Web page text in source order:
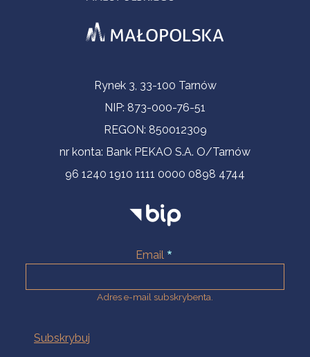
Informacje kontaktoweRynek 3, 33-100 Tarnów
NIP: 873-000-76-51
REGON: 850012309
nr konta: Bank PEKAO S.A. O/Tarnów
96 1240 1910 1111 0000 0898 4744
Email
Adres e-mail subskrybenta.